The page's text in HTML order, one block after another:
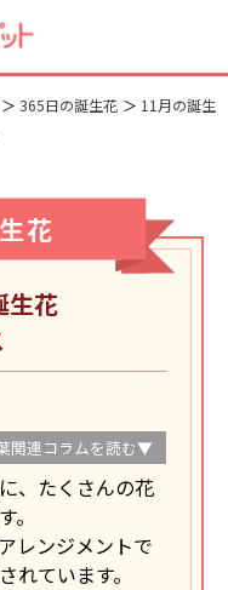
365日の誕生花
11月の誕生
花
生花
関連コラムを読む▼
、たくさんの花
レンジメントで
れています。